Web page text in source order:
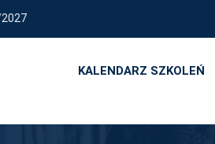
KALENDARZ SZKOLEŃ